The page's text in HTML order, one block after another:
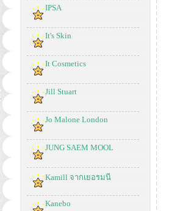
IPSA
It's Skin
It Cosmetics
Jill Stuart
Jo Malone London
JUNG SAEM MOOL
Kamill จากเยอรมนี
Kanebo